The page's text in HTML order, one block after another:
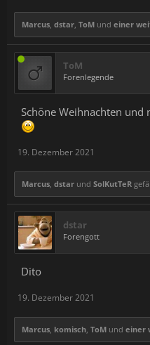
Marcus dstar ToM und einer
ToM
Forenlegende
Schöne Weihnachten und
19. Dezember 2021
Marcus dstar und SolKutTeR
dstar
Forengott
Dito
19. Dezember 2021
Marcus komisch ToM und einer